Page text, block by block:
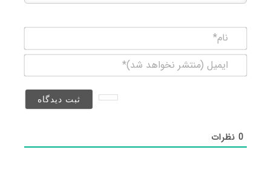
(منتشر
0نظرات